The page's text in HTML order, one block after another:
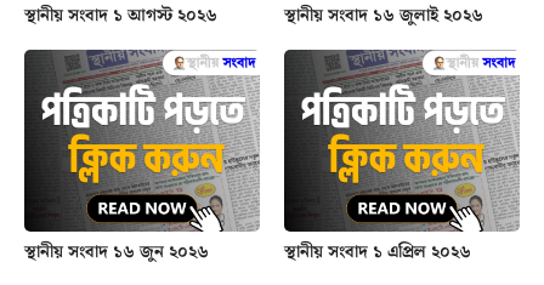
স্থানীয় সংবাদ ১ আগস্ট ২০২৬ স্থানীয় সংবাদ ১৬ জুলাই ২০২৬
স্থানীয় সংবাদ ১৬ জুন ২০২৬ স্থানীয় সংবাদ ১ এপ্রিল ২০২৬